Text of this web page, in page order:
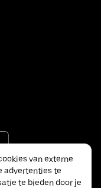
van externe
advertenties te
te bieden door je